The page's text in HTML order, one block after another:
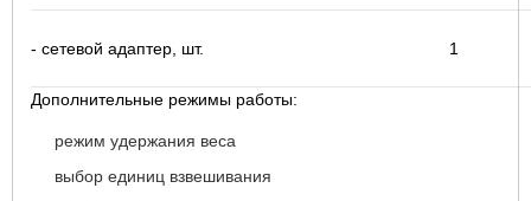
- сетевой адаптер, шт. 1
Дополнительные режимы работы:
режим удержания веса
выбор единиц взвешивания